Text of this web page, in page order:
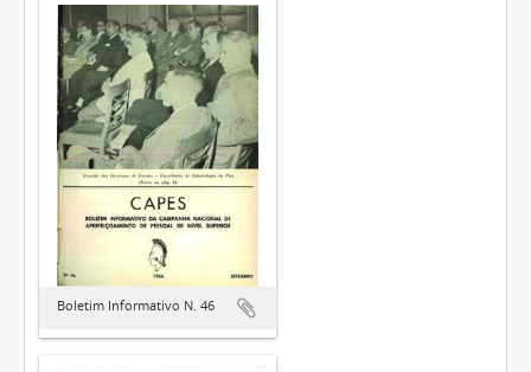
Boletim Informativo N. 46